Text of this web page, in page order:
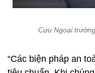
Cựu Ngoại
“Các biện pháp an